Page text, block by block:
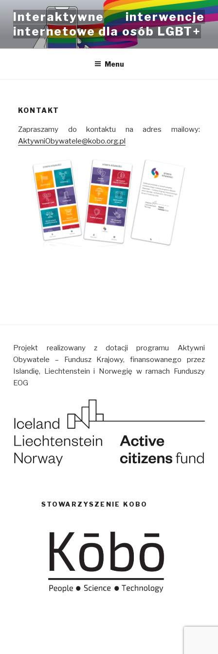
treści
Interaktywne interwencje
internetowe dla osób LGBT+
Menu
KONTAKT
Zapraszamy do kontaktu na adres mailowy:
AktywniObywatele@kobo.org.pl
Projekt realizowany z dotacji programu Aktywni
Obywatele – Fundusz Krajowy, finansowanego przez
Islandię, Liechtenstein i Norwegię w ramach Funduszy
EOG
STOWARZYSZENIE KOBO